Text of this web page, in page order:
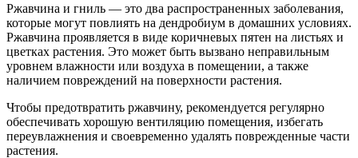
Ржавчина и гниль — это два распространенных заболевания,
которые могут повлиять на дендробиум в домашних условиях.
Ржавчина проявляется в виде коричневых пятен на листьях и
цветках растения. Это может быть вызвано неправильным
уровнем влажности или воздуха в помещении, а также
наличием повреждений на поверхности растения.
Чтобы предотвратить ржавчину, рекомендуется регулярно
обеспечивать хорошую вентиляцию помещения, избегать
переувлажнения и своевременно удалять поврежденные части
растения.